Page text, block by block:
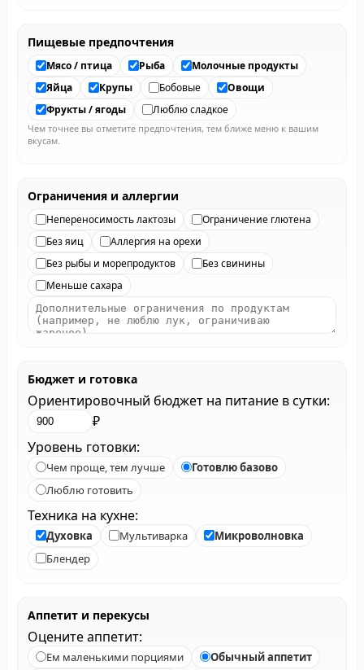
Пищевые предпочтения
Мясо / птица Рыба
Молочные продукты
Яйца
Крупы Бобовые
Овощи
Фрукты / ягоды
Люблю сладкое
Чем точнее вы отметите предпочтения, тем ближе меню к вашим
вкусам.
Ограничения и аллергии
Непереносимость лактозы
Ограничение глютена
Без яиц
Аллергия на орехи
Без рыбы и морепродуктов
Без свинины
Меньше сахара
Бюджет и готовка
Ориентировочный бюджет на питание в сутки:
₽
Уровень готовки:
Чем проще, тем лучше
Готовлю базово
Люблю готовить
Техника на кухне:
Духовка Мультиварка
Микроволновка
Блендер
Аппетит и перекусы
Оцените аппетит:
Ем маленькими порциями Обычный аппетит